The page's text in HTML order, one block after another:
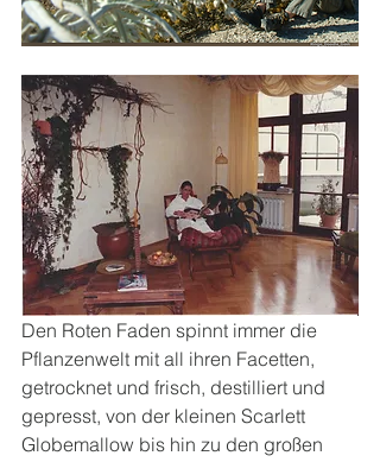
Den Roten Faden spinnt immer die
Pflanzenwelt mit all ihren Facetten,
getrocknet und frisch, destilliert und
gepresst, von der kleinen Scarlett
Globemallow bis hin zu den großen